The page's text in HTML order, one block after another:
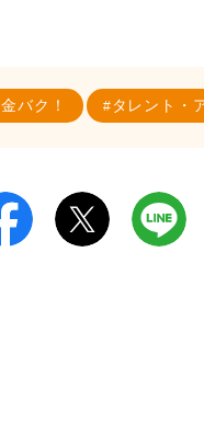
金バク！ タレント・